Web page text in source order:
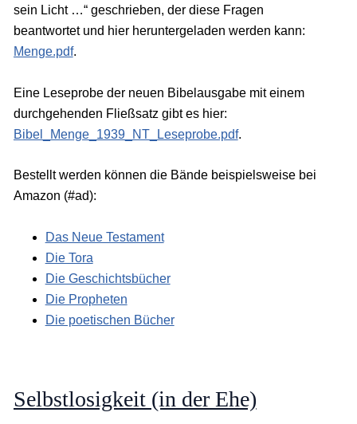
sein Licht …“ geschrieben, der diese Fragen
beantwortet und hier heruntergeladen werden kann:
Menge.pdf.
Eine Leseprobe der neuen Bibelausgabe mit einem
durchgehenden Fließsatz gibt es hier:
Bibel_Menge_1939_NT_Leseprobe.pdf.
Bestellt werden können die Bände beispielsweise bei
Amazon (#ad):
Das Neue Testament
Die Tora
Die Geschichtsbücher
Die Propheten
Die poetischen Bücher
Selbstlosigkeit (in der Ehe)